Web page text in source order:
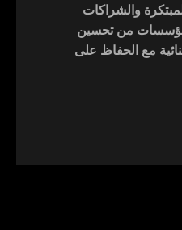
والشراكات
من تحسين
مع الحفاظ على